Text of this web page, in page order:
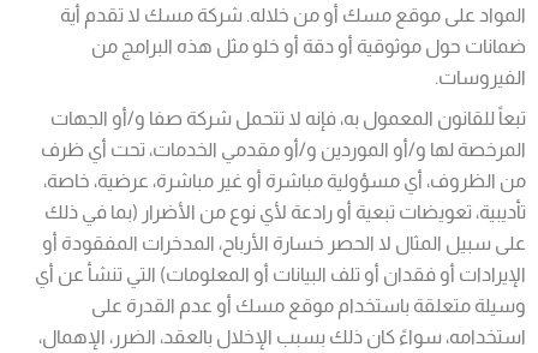
المواد على موقع مسك أو من خلاله. شركة مسك لا تقدم أية
ضمانات حول موثوقية أو دقة أو خلو مثل هذه البرامج من
الفيروسات.
تبعاً للقانون المعمول به، فإنه لا تتحمل شركة صفا و/أو الجهات
المرخصة لها و/أو الموردين و/أو مقدمي الخدمات، تحت أي ظرف
من الظروف، أي مسؤولية مباشرة أو غير مباشرة، عرضية، خاصة،
تأديبية، تعويضات تبعية أو رادعة لأي نوع من الأضرار (بما في ذلك
على سبيل المثال لا الحصر خسارة الأرباح، المدخرات المفقودة أو
الإيرادات أو فقدان أو تلف البيانات أو المعلومات) التي تنشأ عن أي
وسيلة متعلقة باستخدام موقع مسك أو عدم القدرة على
استخدامه، سواءً كان ذلك بسبب الإخلال بالعقد، الضرر، الإهمال،